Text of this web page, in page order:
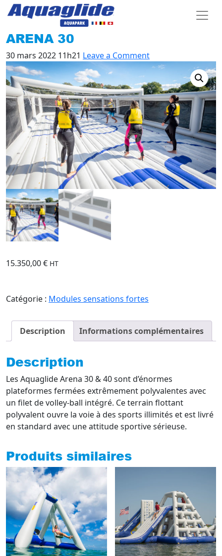
ARENA 30
30 mars 2022 11h21 Leave a Comment
15.350,00€ HT
Catégorie : Modules sensations fortes
Description Informations complémentaires
Description
Les Aquaglide Arena 30 & 40 sont d’énormes
plateformes fermées extrêmement polyvalentes avec
un filet de volley-ball intégré. Ce terrain flottant
polyvalent ouvre la voie à des sports illimités et est livré
en standard avec une attitude sportive sérieuse.
Produits similaires